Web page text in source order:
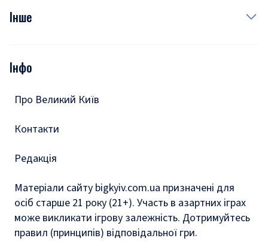
Фото
Подкасти
Інше
Тести
Інфо
Про Великий Київ
Контакти
Редакція
Матеріали сайту bigkyiv.com.ua призначені для
осіб старше 21 року (21+). Участь в азартних іграх
може викликати ігрову залежність. Дотримуйтесь
правил (принципів) відповідальної гри.